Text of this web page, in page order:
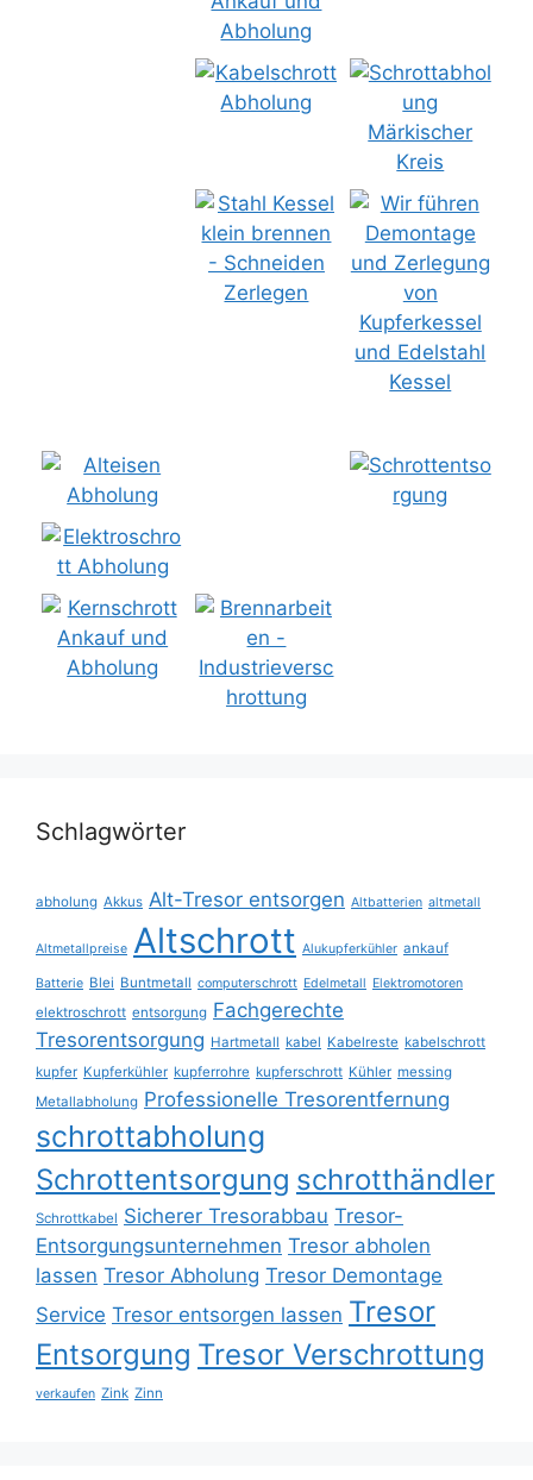
Schlagwörter
abholung Akkus Alt-Tresor entsorgen Altbatterien altmetall
Altmetallpreise Altschrott Alukupferkühler ankauf
Batterie Blei Buntmetall computerschrott Edelmetall Elektromotoren
elektroschrott entsorgung Fachgerechte
Tresorentsorgung Hartmetall kabel Kabelreste kabelschrott
kupfer Kupferkühler kupferrohre kupferschrott Kühler messing
Metallabholung Professionelle Tresorentfernung
schrottabholung
Schrottentsorgung schrotthändler
Schrottkabel Sicherer Tresorabbau Tresor-
Entsorgungsunternehmen Tresor abholen
lassen Tresor Abholung Tresor Demontage
Service Tresor entsorgen lassen Tresor
Entsorgung Tresor Verschrottung
verkaufen Zink Zinn